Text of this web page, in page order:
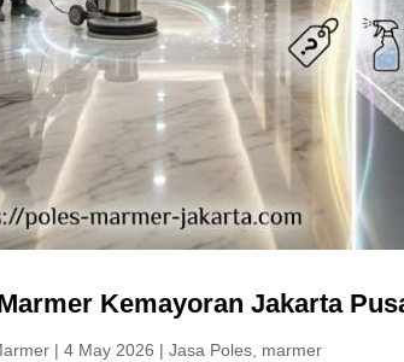
Kemayoran Jakarta
|4 May 2026 |Jasa Poles marmer